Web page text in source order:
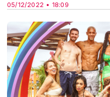
05/12/2022 • 18:09